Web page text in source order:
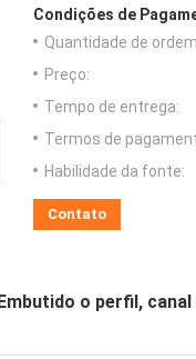
Condições de
Quantidade de
Preço:
Tempo de entrega:
Termos de
Habilidade da fonte:
Contato
o perfil, canal